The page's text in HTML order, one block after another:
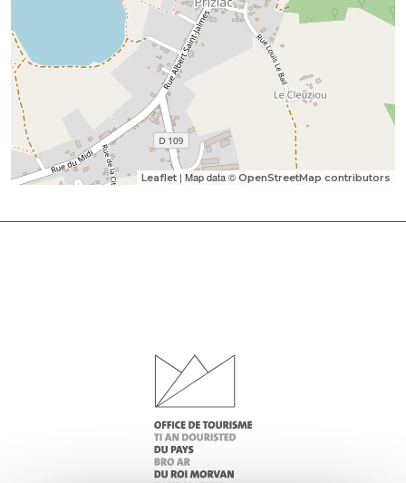
Leaflet | Map data © OpenStreetMap contributors